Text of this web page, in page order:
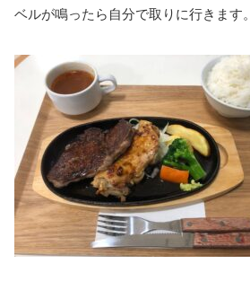
ベルが鳴ったら自分で取りに行きます。